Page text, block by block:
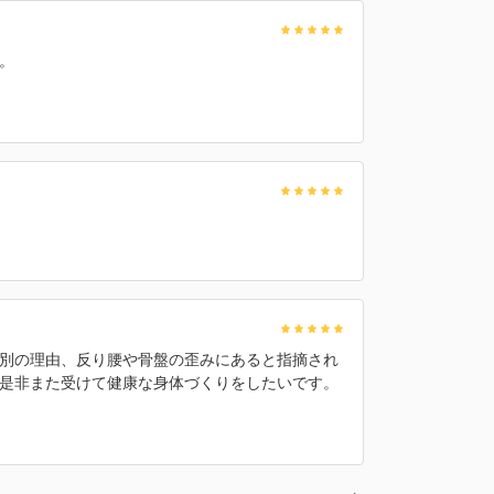
の理由、反り腰や骨盤の歪みにあると指摘され
また受けて健康な身体づくりをしたいです。